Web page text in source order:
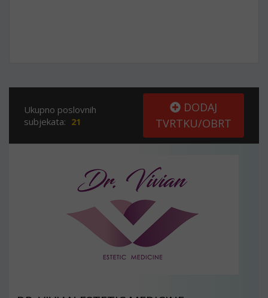
Ukupno poslovnih
subjekata: 21
DODAJ
TVRTKU/OBRT